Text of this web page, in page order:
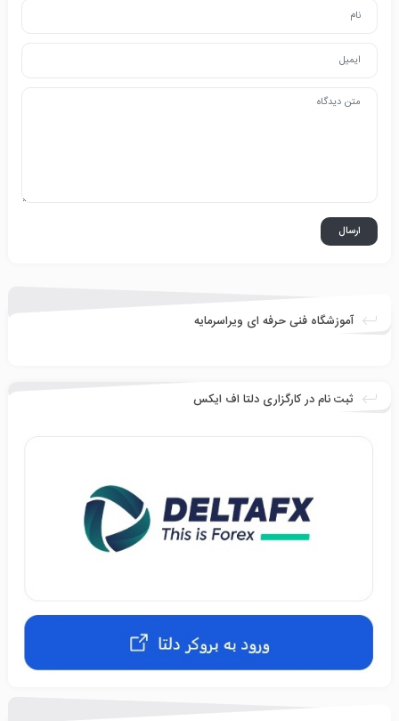
آموزشگاه فنی حرفه ای ویراسرمایه
ثبت نام در کارگزاری دلتا اف ایکس